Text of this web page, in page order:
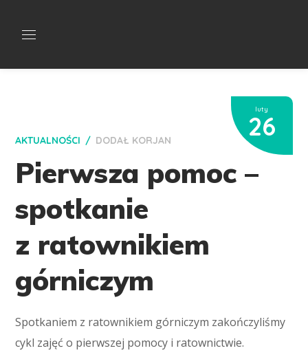
luty
26
AKTUALNOŚCI DODAŁ KORJAN
Pierwsza pomoc –
spotkanie
z ratownikiem
górniczym
Spotkaniem z ratownikiem górniczym zakończyliśmy
cykl zajęć o pierwszej pomocy i ratownictwie.